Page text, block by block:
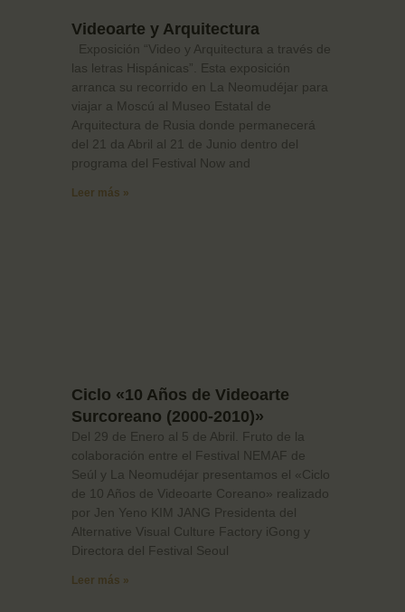
Videoarte y Arquitectura
Exposición “Video y Arquitectura a través de
las letras Hispánicas”. Esta exposición
arranca su recorrido en La Neomudéjar para
viajar a Moscú al Museo Estatal de
Arquitectura de Rusia donde permanecerá
del 21 da Abril al 21 de Junio dentro del
programa del Festival Now and
Leer más »
Ciclo «10 Años de Videoarte
Surcoreano (2000-2010)»
Del 29 de Enero al 5 de Abril. Fruto de la
colaboración entre el Festival NEMAF de
Seúl y La Neomudéjar presentamos el «Ciclo
de 10 Años de Videoarte Coreano» realizado
por Jen Yeno KIM JANG Presidenta del
Alternative Visual Culture Factory iGong y
Directora del Festival Seoul
Leer más »